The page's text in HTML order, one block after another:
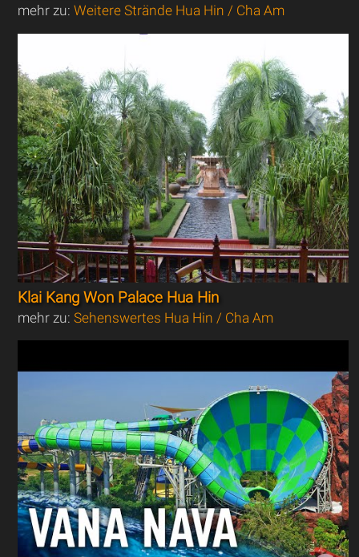
mehr zu:Weitere Strände Hua Hin / Cha Am
Klai Kang Won Palace Hua Hin
mehr zu:Sehenswertes Hua Hin / Cha Am